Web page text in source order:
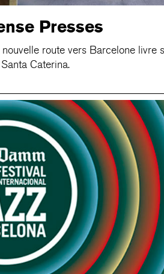
Presses
route vers Barcelone livre
Caterina.